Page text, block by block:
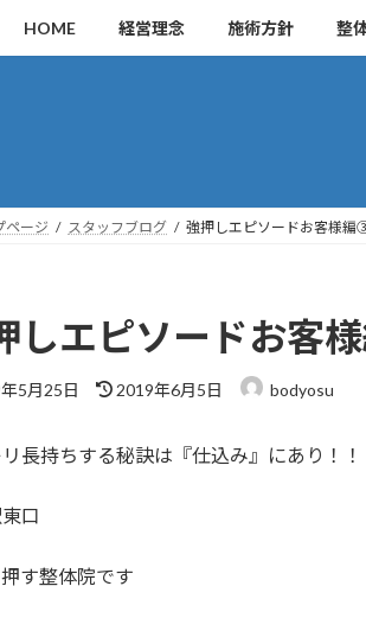
HOME 経営理念 施術方針 整
ページ スタッフブログ 強押しエピソードお客様編
しエピソードお客
5月25日
最
新
2019年6月5日 bodyosu
長持ちする秘訣は『仕込み』にあり！！
口
す整体院です